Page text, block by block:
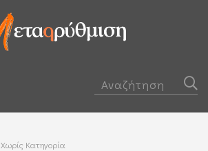
Χωρίς Κατηγορία